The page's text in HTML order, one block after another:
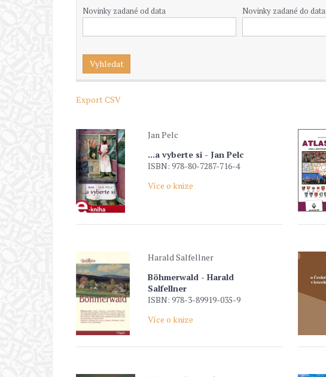
Novinky zadané od data Novinky zadané do data
Export CSV
Jan Pelc
...a vyberte si - Jan Pelc
ISBN: 978-80-7287-716-4
Více o knize
Harald Salfellner
Böhmerwald - Harald
Salfellner
ISBN: 978-3-89919-035-9
Více o knize